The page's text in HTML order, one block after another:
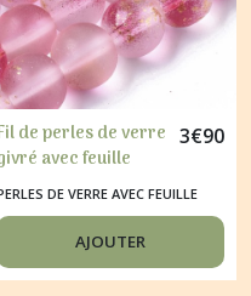
de perles de verre
avec feuille
6 / 8 mm ROUGE
3€90
DE VERRE AVEC FEUILLE
D'OR
AJOUTER